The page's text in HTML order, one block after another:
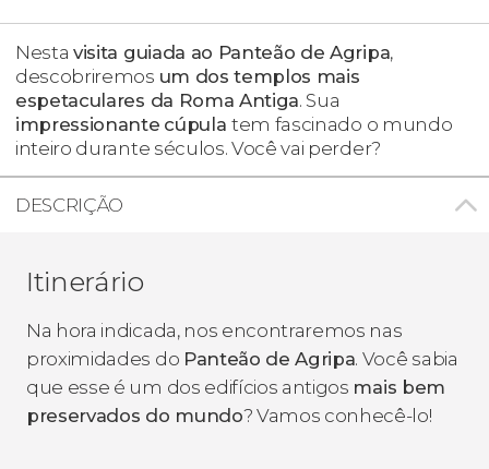
Nestavisita guiada ao Panteão de Agripa,
descobriremos um dos templos mais
espetaculares da Roma Antiga. Sua
impressionante cúpula tem fascinado o mundo
inteiro durante séculos. Você vai perder?
DESCRIÇÃO
Itinerário
Na hora indicada, nos encontraremos nas
proximidades do Panteão de Agripa. Você sabia
que esse é um dos edifícios antigos mais bem
preservados do mundo? Vamos conhecê-lo!